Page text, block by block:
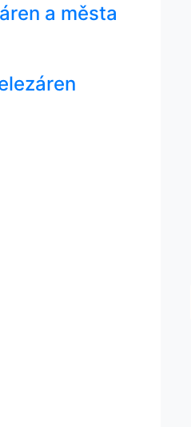
a města